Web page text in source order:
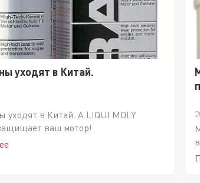
уходят в Китай.
уходят в Китай. А LIQUI MOLY
ваш мотор!